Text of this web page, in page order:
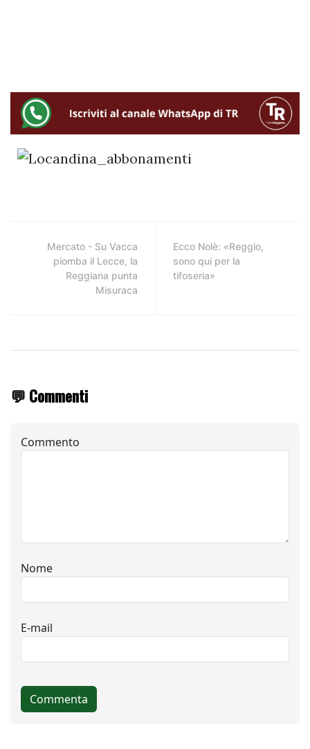
Mercato - Su Vacca
piomba il Lecce, la
Reggiana punta
Misuraca
Ecco Nolè: «Reggio,
sono qui per la
tifoseria»
💬 Commenti